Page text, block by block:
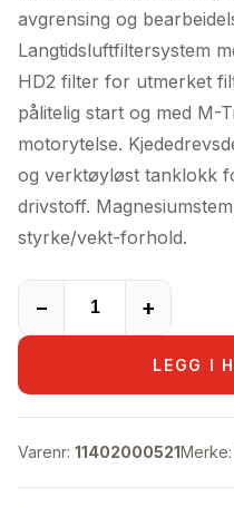
avgrensing og
Langtidsluftfiltersystem
HD2 filter for utmerket
pålitelig start og med M-
motorytelse.
og verktøyløst tanklokk
drivstoff.
styrke/vekt-forhold.
− +
LEGG I
Varenr: 11402000521Merke: